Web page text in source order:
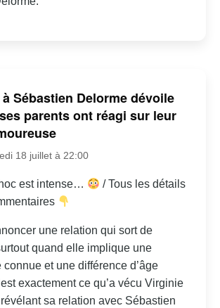
Sébastien Delorme dévoile
parents ont réagi sur leur
18 juillet à 22:00
est intense…
/ Tous les détails
une relation qui sort de
quand elle implique une
et une différence d’âge
exactement ce qu’a vécu Virginie
sa relation avec Sébastien